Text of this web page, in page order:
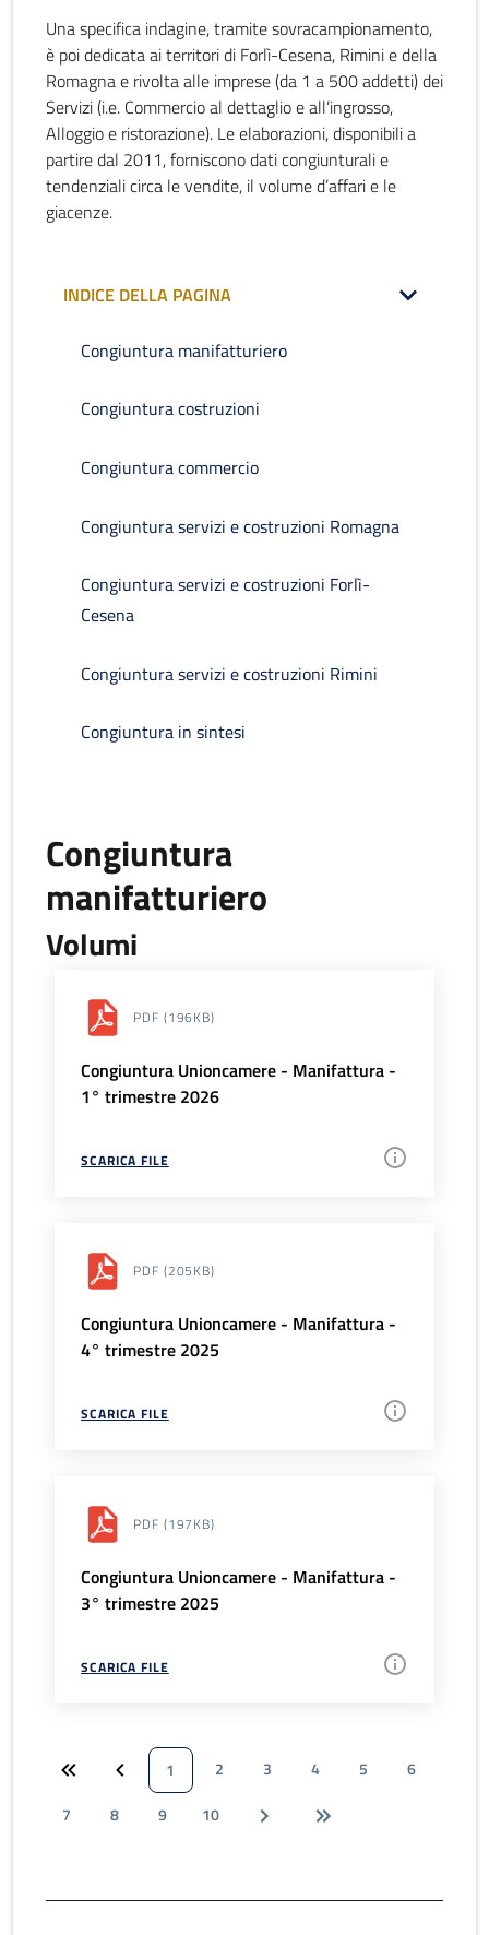
Una specifica indagine, tramite sovracampionamento,
è poi dedicata ai territori di Forlì-Cesena, Rimini e della
Romagna e rivolta alle imprese (da 1 a 500 addetti) dei
Servizi (i.e. Commercio al dettaglio e all’ingrosso,
Alloggio e ristorazione). Le elaborazioni, disponibili a
partire dal 2011, forniscono dati congiunturali e
tendenziali circa le vendite, il volume d’affari e le
giacenze.
INDICE DELLA PAGINA
Congiuntura manifatturiero
Congiuntura costruzioni
Congiuntura commercio
Congiuntura servizi e costruzioni Romagna
Congiuntura servizi e costruzioni Forlì-
Cesena
Congiuntura servizi e costruzioni Rimini
Congiuntura in sintesi
Congiuntura
manifatturiero
Volumi
PDF (196KB)
Congiuntura Unioncamere - Manifattura -
1° trimestre 2026
SCARICA FILE
PDF (205KB)
Congiuntura Unioncamere - Manifattura -
4° trimestre 2025
SCARICA FILE
PDF (197KB)
Congiuntura Unioncamere - Manifattura -
3° trimestre 2025
SCARICA FILE
1 2 3 4 5
6
7
8 9 10